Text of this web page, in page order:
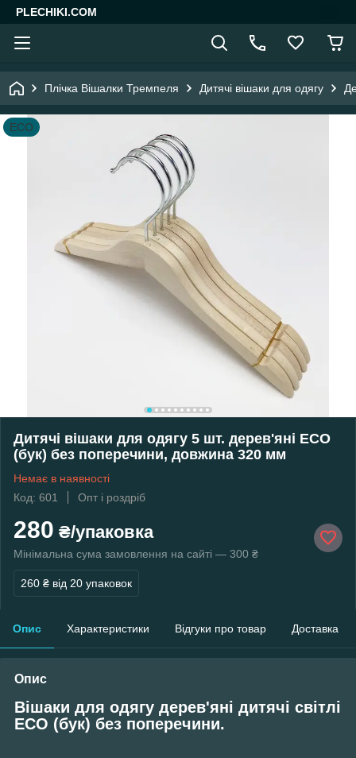
PLECHIKI.COM
Плічка Вішалки Тремпеля Дитячі вішаки для одягу
ECO
Дитячі вішаки для одягу 5 шт. дерев'яні ECO
(бук) без поперечини, довжина 320 мм
Немає в наявності
Код: 601
Опт і роздріб
280 ₴/упаковка
Мінімальна сума замовлення на сайті — 300 ₴
260 ₴ від 20 упаковок
Опис Характеристики Відгуки про товар Доставка
Опис
Вішаки для одягу дерев'яні дитячі світлі
ECO (бук) без поперечини.